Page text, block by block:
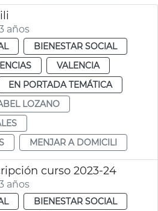
años
BIENESTAR SOCIAL
VALENCIA
EN PORTADA TEMÁTICA
LOZANO
MENJAR A DOMICILI
curso 2023-24
años
BIENESTAR SOCIAL